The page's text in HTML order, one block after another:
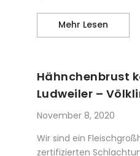
Mehr Lesen
Hähnchenbrust
Ludweiler –
November 8, 2020
Wir sind ein
zertifizierten